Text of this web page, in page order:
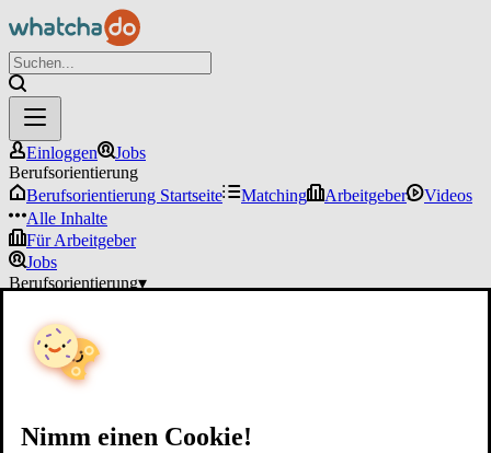
Nimm einen Cookie!
Einloggen
Jobs
Berufsorientierung
Berufsorientierung Startseite
Matching Arbeitgeber
Videos
Alle Inhalte
Für Arbeitgeber
Jobs
Berufsorientierung▾